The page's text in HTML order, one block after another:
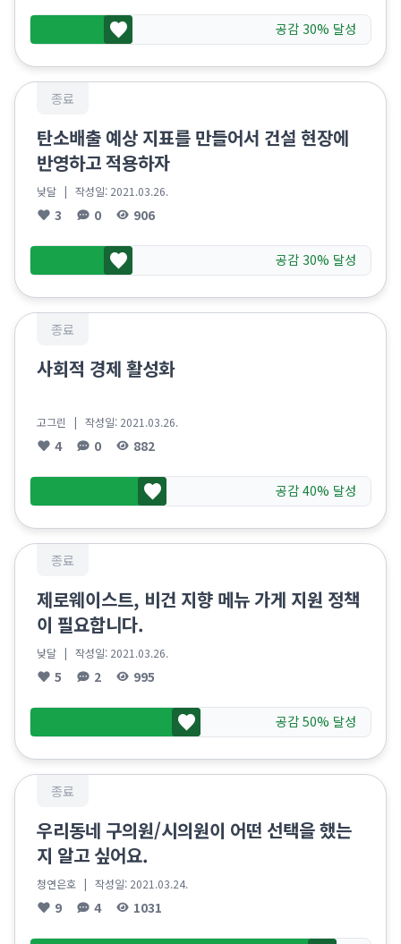
공감 30% 달성
종료
탄소배출 예상 지표를 만들어서 건설 현장에
반영하고 적용하자
낮달 | 작성일: 2021.03.26.
3 0 906
공감 30% 달성
종료
사회적 경제 활성화
고그린 | 작성일: 2021.03.26.
4 0 882
공감 40% 달성
종료
제로웨이스트, 비건 지향 메뉴 가게 지원 정책
이 필요합니다.
낮달 | 작성일: 2021.03.26.
5 2 995
공감 50% 달성
종료
우리동네 구의원/시의원이 어떤 선택을 했는
지 알고 싶어요.
청연은호 | 작성일: 2021.03.24.
9 4 1031